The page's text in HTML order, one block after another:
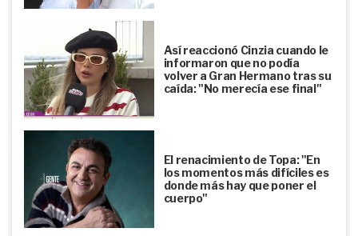
Así reaccionó Cinzia cuando le
informaron que no podía
volver a Gran Hermano tras su
caída: "No merecía ese final"
El renacimiento de Topa: "En
los momentos más difíciles es
donde más hay que poner el
cuerpo"